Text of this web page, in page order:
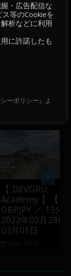
年05月07
】【 FX 】
／ 15分足 ／
年02月28日 ～
01日
03-07
・広告配信な
等のCookieを
析などに利用
に許諾したも
ーポリシー』よ